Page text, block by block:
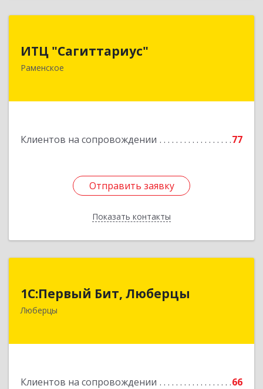
ИТЦ "Сагиттариус"
Раменское
Клиентов на сопровождении 77
Отправить заявку
Показать контакты
140103, Московская обл, Раменское г,
Приборостроителей ул, дом № 16А, кв.16
Подробнее
Отправить заявку
Назад
1С:Первый Бит, Люберцы
Люберцы
Клиентов на сопровождении
66
140009, Московская обл, Люберецкий р-н,
Люберцы г, Митрофанова ул, дом № 20А, оф.15
Подробнее